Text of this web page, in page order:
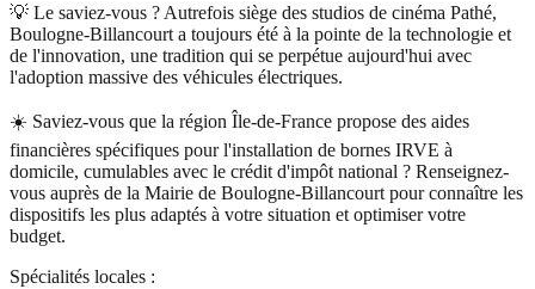
💡 Le saviez-vous ? Autrefois siège des studios de cinéma Pathé,
Boulogne-Billancourt a toujours été à la pointe de la technologie et
de l'innovation, une tradition qui se perpétue aujourd'hui avec
l'adoption massive des véhicules électriques.
☀️ Saviez-vous que la région Île-de-France propose des aides
financières spécifiques pour l'installation de bornes IRVE à
domicile, cumulables avec le crédit d'impôt national ? Renseignez-
vous auprès de la Mairie de Boulogne-Billancourt pour connaître les
dispositifs les plus adaptés à votre situation et optimiser votre
budget.
Spécialités locales :